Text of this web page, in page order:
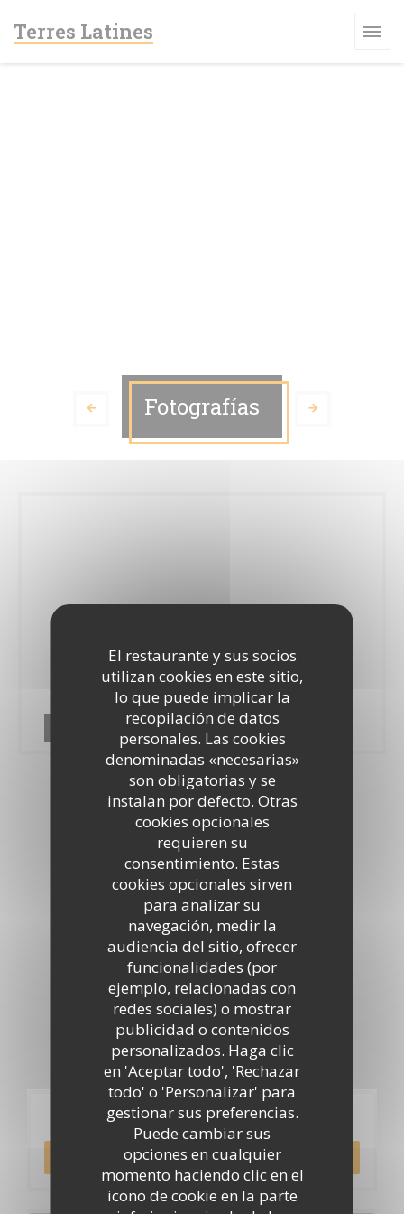
El restaurante y sus socios
utilizan cookies en este sitio,
lo que puede implicar la
recopilación de datos
personales. Las cookies
denominadas «necesarias»
son obligatorias y se
instalan por defecto. Otras
cookies opcionales
requieren su
consentimiento. Estas
cookies opcionales sirven
para analizar su
navegación, medir la
audiencia del sitio, ofrecer
funcionalidades (por
ejemplo, relacionadas con
redes sociales) o mostrar
publicidad o contenidos
personalizados. Haga clic
en 'Aceptar todo', 'Rechazar
todo' o 'Personalizar' para
gestionar sus preferencias.
Puede cambiar sus
opciones en cualquier
momento haciendo clic en el
icono de cookie en la parte
Terres Latines
Fotografías
Terres Latines
Tour virtual
Reserva
RESERVAR UNA MESA